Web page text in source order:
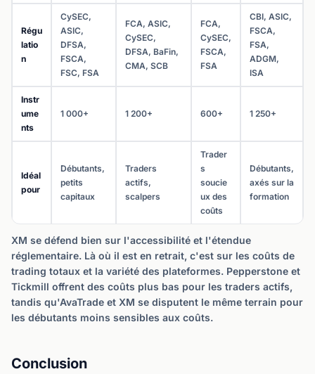
Régu
latio
n
CySEC,
ASIC,
DFSA,
FSCA,
FSC, FSA
FCA, ASIC,
CySEC,
DFSA, BaFin,
CMA, SCB
FCA,
CySEC,
FSCA,
FSA
CBI, ASIC,
FSCA,
FSA,
ADGM,
ISA
Instr
ume
nts
1 000+ 1 200+ 600+ 1 250+
Idéal
pour
Débutants,
petits
capitaux
Traders
actifs,
scalpers
Trader
s
soucie
ux des
coûts
Débutants,
axés sur la
formation
XM se défend bien sur l'accessibilité et l'étendue
réglementaire. Là où il est en retrait, c'est sur les coûts de
trading totaux et la variété des plateformes. Pepperstone et
Tickmill offrent des coûts plus bas pour les traders actifs,
tandis qu'AvaTrade et XM se disputent le même terrain pour
les débutants moins sensibles aux coûts.
Conclusion